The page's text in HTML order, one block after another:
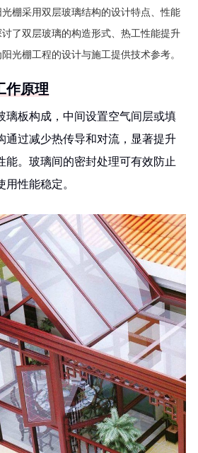
棚采用双层玻璃结构的设计特点、性能
了双层玻璃的构造形式、热工性能提升
光棚工程的设计与施工提供技术参考。
作原理
璃板构成，中间设置空气间层或填
通过减少热传导和对流，显著提升
能。玻璃间的密封处理可有效防止
性能稳定。